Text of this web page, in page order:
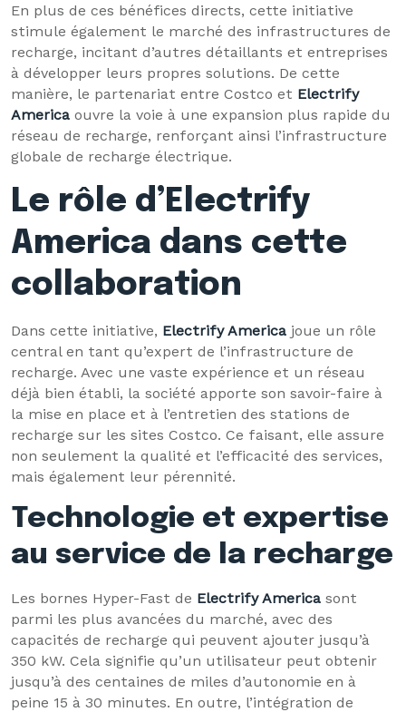
En plus de ces bénéfices directs, cette initiative
stimule également le marché des infrastructures de
recharge, incitant d’autres détaillants et entreprises
à développer leurs propres solutions. De cette
manière, le partenariat entre Costco et Electrify
America ouvre la voie à une expansion plus rapide du
réseau de recharge, renforçant ainsi l’infrastructure
globale de recharge électrique.
Le rôle d’Electrify
America dans cette
collaboration
Dans cette initiative, Electrify America joue un rôle
central en tant qu’expert de l’infrastructure de
recharge. Avec une vaste expérience et un réseau
déjà bien établi, la société apporte son savoir-faire à
la mise en place et à l’entretien des stations de
recharge sur les sites Costco. Ce faisant, elle assure
non seulement la qualité et l’efficacité des services,
mais également leur pérennité.
Technologie et expertise
au service de la recharge
Les bornes Hyper-Fast de Electrify America sont
parmi les plus avancées du marché, avec des
capacités de recharge qui peuvent ajouter jusqu’à
350 kW. Cela signifie qu’un utilisateur peut obtenir
jusqu’à des centaines de miles d’autonomie en à
peine 15 à 30 minutes. En outre, l’intégration de